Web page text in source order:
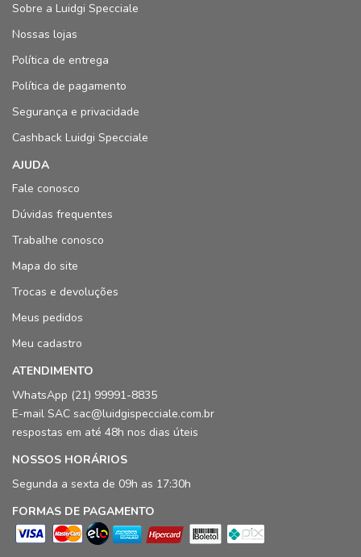
Sobre a Luidgi Specciale
Nossas lojas
Política de entrega
Política de pagamento
Segurança e privacidade
Cashback Luidgi Specciale
AJUDA
Fale conosco
Dúvidas frequentes
Trabalhe conosco
Mapa do site
Trocas e devoluções
Meus pedidos
Meu cadastro
ATENDIMENTO
WhatsApp (21) 99991-8835
E-mail SAC sac@luidgispecciale.com.br
respostas em até 48h nos dias úteis
NOSSOS HORÁRIOS
Segunda a sexta de 09h as 17:30h
FORMAS DE PAGAMENTO